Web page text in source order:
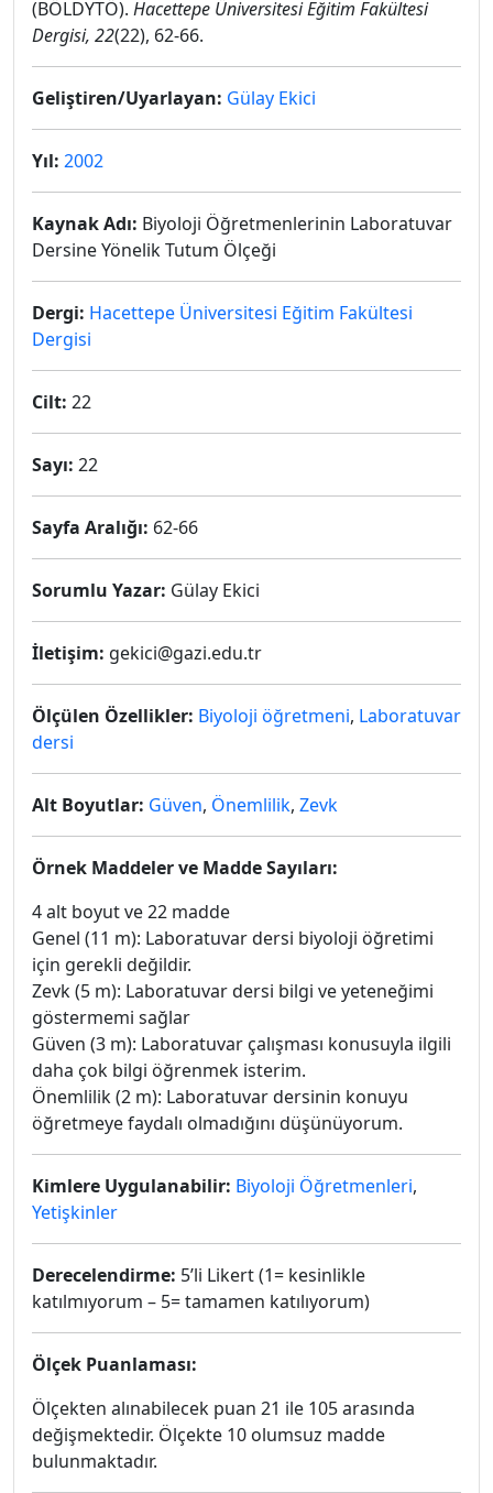
(BÖLDYTÖ). Hacettepe Üniversitesi Eğitim Fakültesi
Dergisi, 22(22), 62-66.
Geliştiren/Uyarlayan: Gülay Ekici
Yıl: 2002
Kaynak Adı: Biyoloji Öğretmenlerinin Laboratuvar
Dersine Yönelik Tutum Ölçeği
Dergi: Hacettepe Üniversitesi Eğitim Fakültesi
Dergisi
Cilt: 22
Sayı: 22
Sayfa Aralığı: 62-66
Sorumlu Yazar: Gülay Ekici
İletişim: gekici@gazi.edu.tr
Ölçülen Özellikler: Biyoloji öğretmeni, Laboratuvar
dersi
Alt Boyutlar: Güven, Önemlilik, Zevk
Örnek Maddeler ve Madde Sayıları:
4 alt boyut ve 22 madde
Genel (11 m): Laboratuvar dersi biyoloji öğretimi
için gerekli değildir.
Zevk (5 m): Laboratuvar dersi bilgi ve yeteneğimi
göstermemi sağlar
Güven (3 m): Laboratuvar çalışması konusuyla ilgili
daha çok bilgi öğrenmek isterim.
Önemlilik (2 m): Laboratuvar dersinin konuyu
öğretmeye faydalı olmadığını düşünüyorum.
Kimlere Uygulanabilir: Biyoloji Öğretmenleri,
Yetişkinler
Derecelendirme: 5’li Likert (1= kesinlikle
katılmıyorum – 5= tamamen katılıyorum)
Ölçek Puanlaması:
Ölçekten alınabilecek puan 21 ile 105 arasında
değişmektedir. Ölçekte 10 olumsuz madde
bulunmaktadır.